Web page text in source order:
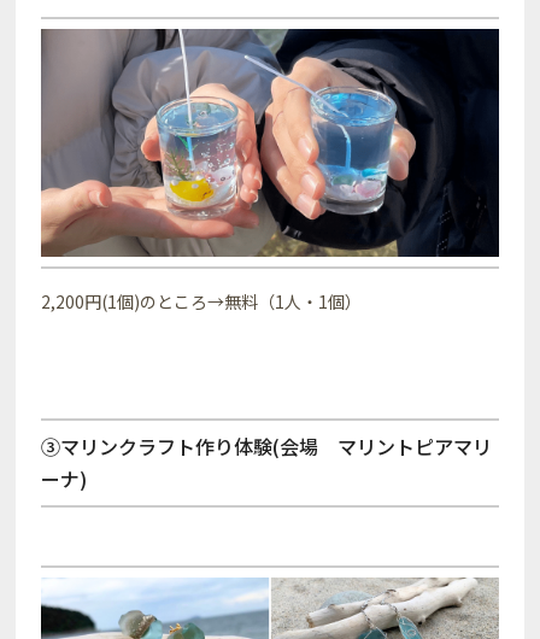
2,200円(1個)のところ→無料（1人・1個）
③マリンクラフト作り体験(会場 マリントピアマリ
ーナ)